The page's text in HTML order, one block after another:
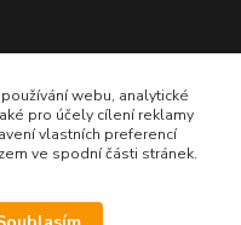
webu, analytické
pro účely cílení reklamy
vlastních preferencí
ve spodní části stránek.